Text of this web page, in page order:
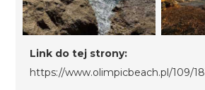
Link do tej strony:
https://www.olimpicbeach.pl/109/